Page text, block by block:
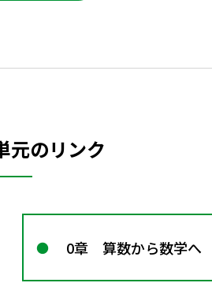
元のリンク
0章 算数から数学へ